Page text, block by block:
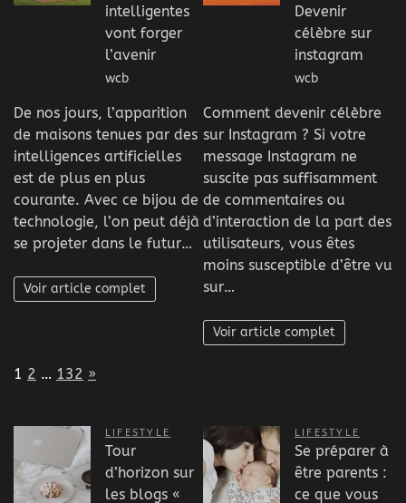
intelligentes
vont forger
l’avenir
wcb
De nos jours, l’apparition
de maisons tenues par des
intelligences artificielles
est de plus en plus
courante. Avec ce bijou de
technologie, l’on peut déjà
se projeter dans le futur…
Voir article complet
Devenir
célèbre sur
instagram
wcb
Comment devenir célèbre
sur Instagram ? Si votre
message Instagram ne
suscite pas suffisamment
de commentaires ou
d’interaction de la part des
utilisateurs, vous êtes
moins susceptible d’être vu
sur…
Voir article complet
Page:
1 2 … 132 Next
»
LIFESTYLE
Tour
d’horizon sur
les blogs «
LIFESTYLE
Se préparer à
être parents :
ce que vous